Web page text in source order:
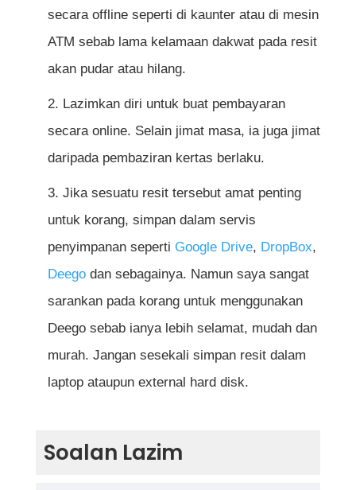
secara offline seperti di kaunter atau di mesin
ATM sebab lama kelamaan dakwat pada resit
akan pudar atau hilang.
Lazimkan diri untuk buat pembayaran
secara online. Selain jimat masa, ia juga jimat
daripada pembaziran kertas berlaku.
Jika sesuatu resit tersebut amat penting
untuk korang, simpan dalam servis
penyimpanan seperti Google Drive, DropBox,
Deegodan sebagainya. Namun saya sangat
sarankan pada korang untuk menggunakan
Deego sebab ianya lebih selamat, mudah dan
murah. Jangan sesekali simpan resit dalam
laptop ataupun external hard disk.
Soalan Lazim